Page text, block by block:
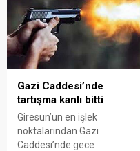
Kadın El Emeği Pazarı'nın
süresi de 16 Ağustos'a
kadar uzatıldı.
Gazi Caddesi’nde
tartışma kanlı bitti
Giresun’un en işlek
noktalarından Gazi
Caddesi’nde gece